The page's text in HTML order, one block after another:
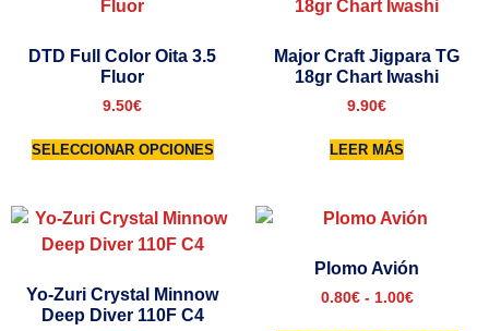
DTD Full Color Oita 3.5
Fluor
9.50€
SELECCIONAR OPCIONES
Major Craft Jigpara TG
18gr Chart Iwashi
9.90€
LEER MÁS
Yo-Zuri Crystal Minnow
Deep Diver 110F C4
Plomo Avión
0.80€ - 1.00€